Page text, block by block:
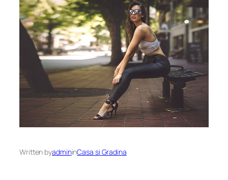
Written byadmininCasa si Gradina